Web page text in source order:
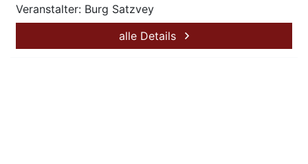
Veranstalter: Burg Satzvey
alle Details